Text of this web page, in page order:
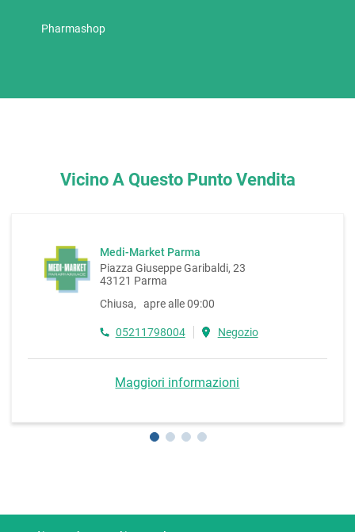
Pharmashop
Vicino A Questo Punto Vendita
Medi-Market Parma
Piazza Giuseppe Garibaldi, 23
43121 Parma
Chiusa, apre alle 09:00
05211798004 Negozio
Maggiori informazioni